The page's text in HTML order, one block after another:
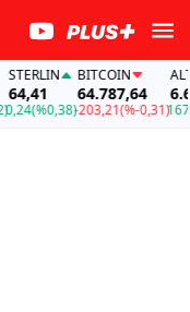
STERLIN
64,41
(%0,38)
BITCOIN
64.787,64
-203,21(%-0,31)